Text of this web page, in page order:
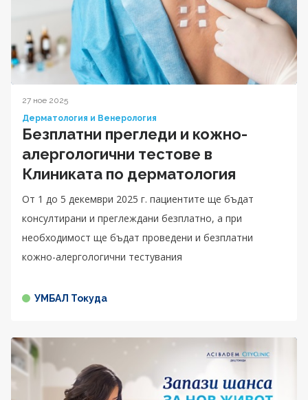
27 ное 2025
Дерматология и Венерология
Безплатни прегледи и кожно-
алергологични тестове в
Клиниката по дерматология
От 1 до 5 декември 2025 г. пациентите ще бъдат
консултирани и преглеждани безплатно, а при
необходимост ще бъдат проведени и безплатни
кожно-алергологични тестувания
УМБАЛ Токуда